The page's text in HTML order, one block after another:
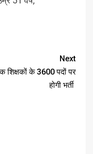
Next
शिक्षकों के 3600 पदों पर
होगी भर्ती